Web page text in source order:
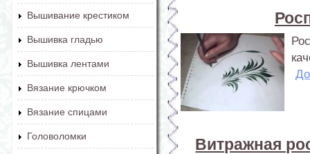
Вышивание крестиком
Вышивка гладью
Вышивка лентами
Вязание крючком
Вязание спицами
Головоломки Витражная